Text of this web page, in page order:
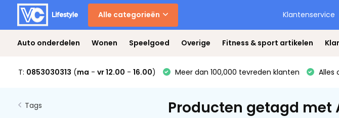
Alle categorieën Klantenservice
Auto onderdelen Wonen Speelgoed Overige Fitness & sport artikelen
T: 0853030313 (ma - vr 12.00 - 16.00) Meer dan 100,000 tevreden klanten Alles
Tags Producten getagd met